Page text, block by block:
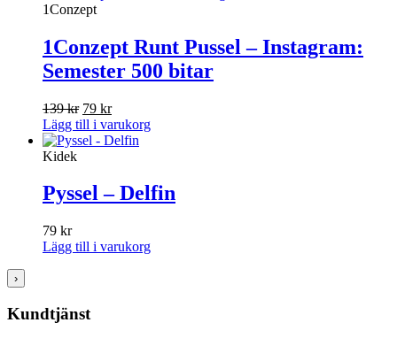
1Conzept
1Conzept Runt Pussel – Instagram:
Semester 500 bitar
139kr Det
ursprungliga
priset
79 krDet
nuvarande
priset
Lägg till i varukorg
Kidek
Pyssel – Delfin
79 kr
Lägg till i varukorg
›
Kundtjänst